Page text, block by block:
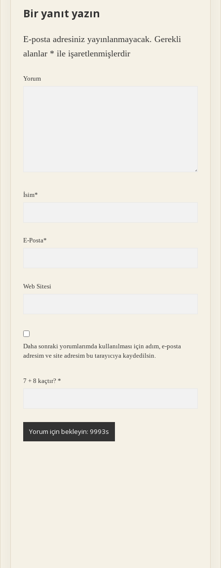
Bir yanıt yazın
E-posta adresiniz yayınlanmayacak. Gerekli
alanlar * ile işaretlenmişlerdir
Yorum
İsim*
E-Posta*
Web Sitesi
Daha sonraki yorumlarımda kullanılması için adım, e-posta
adresim ve site adresim bu tarayıcıya kaydedilsin.
7 + 8 kaçtır?*